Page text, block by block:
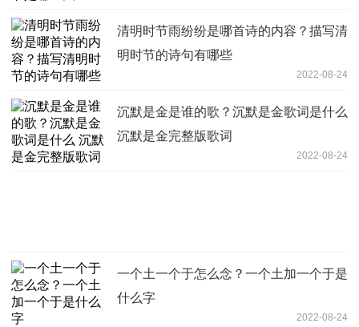
清明时节雨纷纷是哪首诗的内容？描写清
明时节的诗句有哪些
2022-08-24
沉默是金是谁的歌？沉默是金歌词是什么
沉默是金完整版歌词
2022-08-24
一个土一个于怎么念？一个土加一个于是
什么字
2022-08-24